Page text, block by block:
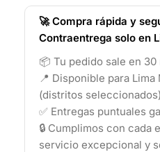
🚀 Compra rápida y
Contraentrega solo en
📦 Tu pedido sale en 30
📍 Disponible para
(distritos seleccionados)
✅ Entregas puntuales
🔒 Cumplimos con cada
servicio excepcional y